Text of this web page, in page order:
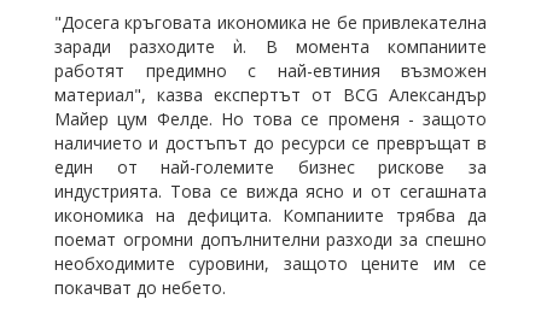
"Досега кръговата икономика не бе привлекателна
заради разходите ѝ. В момента компаниите
работят предимно с най-евтиния възможен
материал", казва експертът от BCG Александър
Майер цум Фелде. Но това се променя - защото
наличието и достъпът до ресурси се превръщат в
един от най-големите бизнес рискове за
индустрията. Това се вижда ясно и от сегашната
икономика на дефицита. Компаниите трябва да
поемат огромни допълнителни разходи за спешно
необходимите суровини, защото цените им се
покачват до небето.